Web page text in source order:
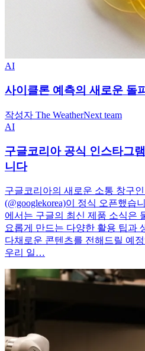
AI
사이클론 예측의 새로운 돌
작성자 The WeatherNext team
AI
구글코리아 공식 인스타그
니다
구글코리아의 새로운 소통 창구
(@googlekorea)이 정식 오픈했습
에서는 구글의 최신 제품 소식은
요롭게 만드는 다양한 활용 팁과
다채로운 콘텐츠를 전해드릴 예
우리 일…